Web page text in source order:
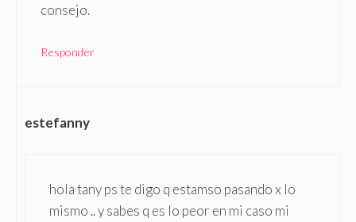
consejo.
Responder
estefanny
hola tany ps te digo q estamso pasando x lo
mismo .. y sabes q es lo peor en mi caso mi